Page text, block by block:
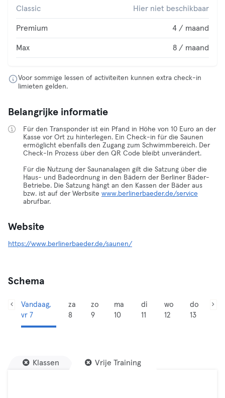
Classic Hier niet beschikbaar
Premium 4 / maand
Max 8 / maand
Voor sommige lessen of activiteiten kunnen extra check-in
limieten gelden.
Belangrijke informatie
Für den Transponder ist ein Pfand in Höhe von 10 Euro an der
Kasse vor Ort zu hinterlegen. Ein Check-in für die Saunen
ermöglicht ebenfalls den Zugang zum Schwimmbereich. Der
Check-In Prozess über den QR Code bleibt unverändert.
Für die Nutzung der Saunanalagen gilt die Satzung über die
Haus- und Badeordnung in den Bädern der Berliner Bäder-
Betriebe. Die Satzung hängt an den Kassen der Bäder aus
bzw. ist auf der Werbsite www.berlinerbaeder.de/service
abrufbar.
Website
https://www.berlinerbaeder.de/saunen/
Schema
Vandaag,
vr 7
za
8
zo
9
ma
10
di
11
wo
12
do
13
Klassen Vrije Training